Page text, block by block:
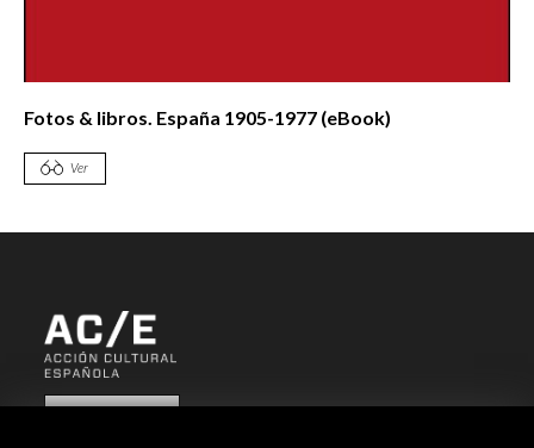
Fotos & libros. España 1905-1977 (eBook)
Ver
ALERTAS